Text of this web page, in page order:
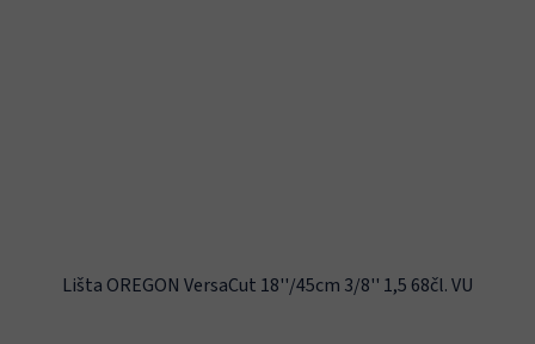
Lišta OREGON VersaCut 18''/45cm 3/8'' 1,5 68čl. VU